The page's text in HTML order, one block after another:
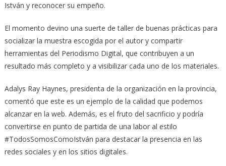
István y reconocer su empeño.
El momento devino una suerte de taller de buenas prácticas para
socializar la muestra escogida por el autor y compartir
herramientas del Periodismo Digital, que contribuyen a un
resultado más completo y a visibilizar cada uno de los materiales.
Adalys Ray Haynes, presidenta de la organización en la provincia,
comentó que este es un ejemplo de la calidad que podemos
alcanzar en la web. Además, es el fruto del sacrificio y podría
convertirse en punto de partida de una labor al estilo
#TodosSomosComoIstván para destacar la presencia en las
redes sociales y en los sitios digitales.